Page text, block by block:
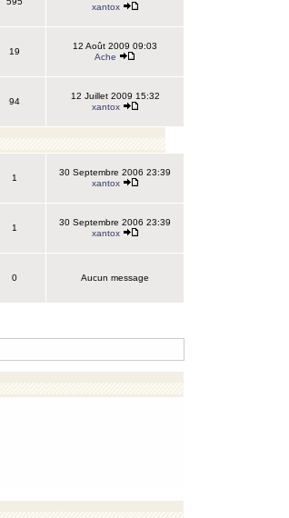
xantox
19
12 Août 2009 09:03
Ache
94
12 Juillet 2009 15:32
xantox
1
30 Septembre 2006 23:39
xantox
1
30 Septembre 2006 23:39
xantox
0 Aucun message